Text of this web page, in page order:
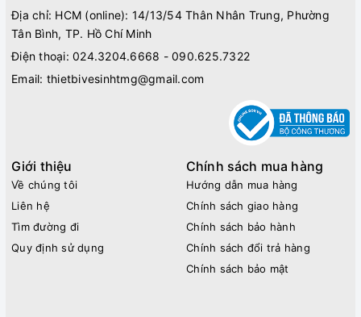
Địa chỉ: HCM (online): 14/13/54 Thân Nhân Trung, Phường
Tân Bình, TP. Hồ Chí Minh
Điện thoại: 024.3204.6668 - 090.625.7322
Email: thietbivesinhtmg@gmail.com
Giới thiệu
Về chúng tôi
Liên hệ
Tìm đường đi
Quy định sử dụng
Chính sách mua hàng
Hướng dẫn mua hàng
Chính sách giao hàng
Chính sách bảo hành
Chính sách đổi trả hàng
Chính sách bảo mật